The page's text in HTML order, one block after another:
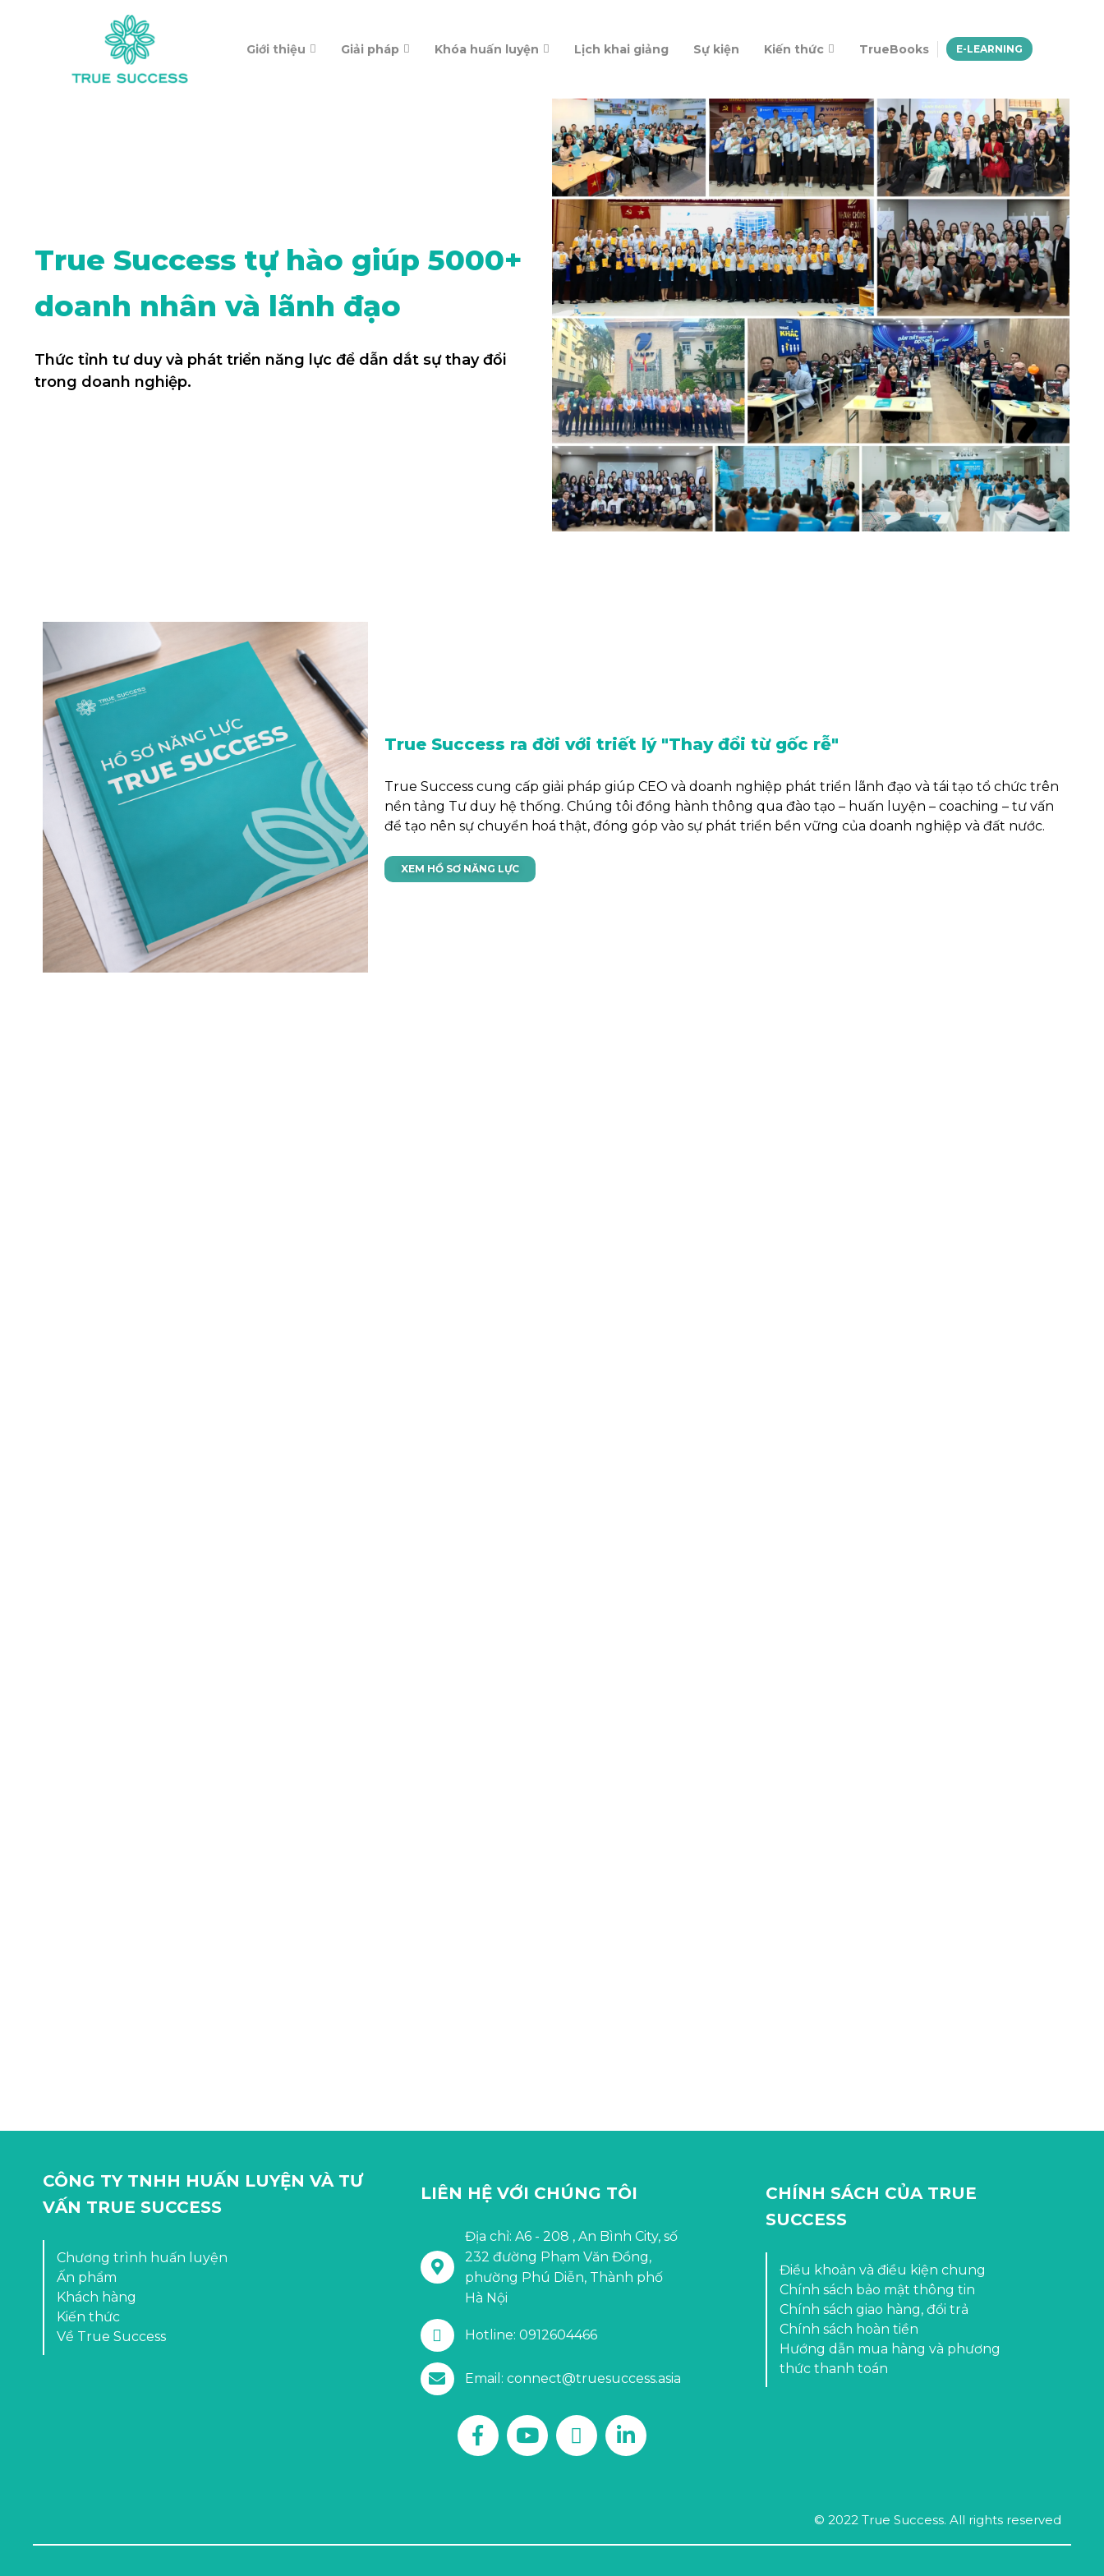
Giới thiệu Giải pháp Khóa huấn luyện Lịch khai giảng Sự kiện Kiến thức TrueBooks E-LEARNING
True Success tự hào giúp 5000+
doanh nhân và lãnh đạo
Thức tỉnh tư duy và phát triển năng lực để dẫn dắt sự thay đổi
trong doanh nghiệp.
True Success ra đời với triết lý "Thay đổi từ gốc rễ"
True Success cung cấp giải pháp giúp CEO và doanh nghiệp phát triển lãnh đạo và tái tạo tổ chức trên
nền tảng Tư duy hệ thống. Chúng tôi đồng hành thông qua đào tạo – huấn luyện – coaching – tư vấn
để tạo nên sự chuyển hoá thật, đóng góp vào sự phát triển bền vững của doanh nghiệp và đất nước.
XEM HỒ SƠ NĂNG LỰC
CÔNG TY TNHH HUẤN LUYỆN VÀ TƯ
VẤN TRUE SUCCESS
Chương trình huấn luyện
Ấn phẩm
Khách hàng
Kiến thức
Về True Success
LIÊN HỆ VỚI CHÚNG TÔI
Địa chỉ: A6 - 208 , An Bình City, số
232 đường Phạm Văn Đồng,
phường Phú Diễn, Thành phố
Hà Nội
Hotline: 0912604466
Email: connect@truesuccess.asia
CHÍNH SÁCH CỦA TRUE
SUCCESS
Điều khoản và điều kiện chung
Chính sách bảo mật thông tin
Chính sách giao hàng, đổi trả
Chính sách hoàn tiền
Hướng dẫn mua hàng và phương
thức thanh toán
© 2022 True Success. All rights reserved